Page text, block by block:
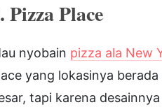
Pizza Place
nyobain pizza ala New
yang lokasinya
tapi karena